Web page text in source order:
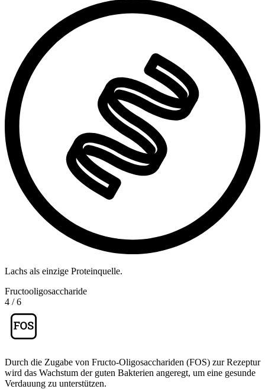
Lachs als einzige Proteinquelle.
Fructooligosaccharide
4 /6
Durch die Zugabe von Fructo-Oligosacchariden (FOS) zur Rezeptur
wird das Wachstum der guten Bakterien angeregt, um eine gesunde
Verdauung zu unterstützen.